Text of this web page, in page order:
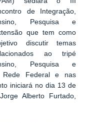
de Integração,
Pesquisa e
que tem como
discutir temas
ao tripé
Pesquisa e
Federal e nas
iniciará no dia 13 de
Alberto Furtado,